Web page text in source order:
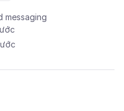
messaging